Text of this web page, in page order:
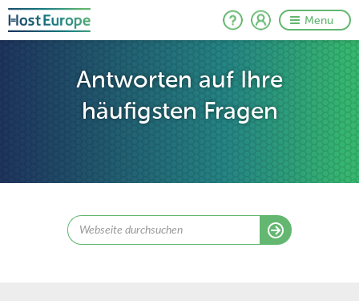
Menu
Antworten auf Ihre
häufigsten Fragen